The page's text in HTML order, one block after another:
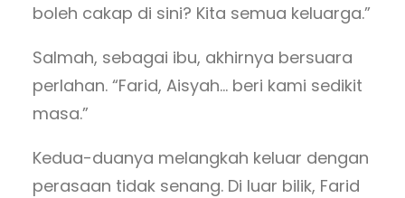
boleh cakap di sini? Kita semua keluarga.”
Salmah, sebagai ibu, akhirnya bersuara
perlahan. “Farid, Aisyah… beri kami sedikit
masa.”
Kedua-duanya melangkah keluar dengan
perasaan tidak senang. Di luar bilik, Farid